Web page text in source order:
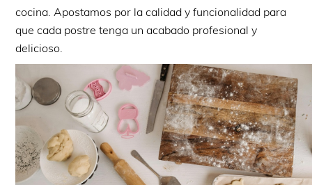
cocina. Apostamos por la calidad y funcionalidad para
que cada postre tenga un acabado profesional y
delicioso.